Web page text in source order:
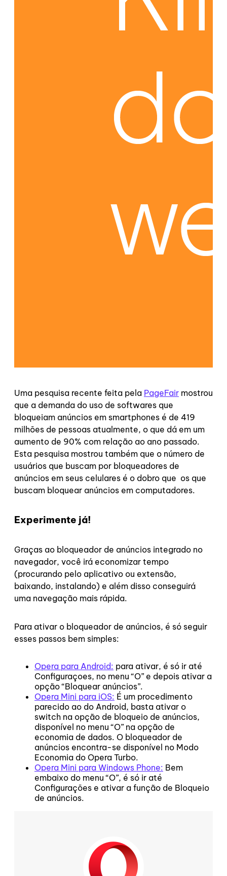
Uma pesquisa recente feita pela PageFair mostrou
que a demanda do uso de softwares que
bloqueiam anúncios em smartphones é de 419
milhões de pessoas atualmente, o que dá em um
aumento de 90% com relação ao ano passado.
Esta pesquisa mostrou também que o número de
usuários que buscam por bloqueadores de
anúncios em seus celulares é o dobro que os que
buscam bloquear anúncios em computadores.
Experimente já!
Graças ao bloqueador de anúncios integrado no
navegador, você irá economizar tempo
(procurando pelo aplicativo ou extensão,
baixando, instalando) e além disso conseguirá
uma navegação mais rápida.
Para ativar o bloqueador de anúncios, é só seguir
esses passos bem simples:
Opera para Android: para ativar, é só ir até
Configuraçoes, no menu “O” e depois ativar a
opção “Bloquear anúncios”.
Opera Mini para iOS: É um procedimento
parecido ao do Android, basta ativar o
switch na opção de bloqueio de anúncios,
disponível no menu “O” na opção de
economia de dados. O bloqueador de
anúncios encontra-se disponível no Modo
Economia do Opera Turbo.
Opera Mini para Windows Phone: Bem
embaixo do menu “O”, é só ir até
Configurações e ativar a função de Bloqueio
de anúncios.